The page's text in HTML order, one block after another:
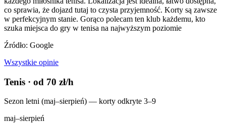
co sprawia, że dojazd tutaj to czysta przyjemność. Korty są zawsze
w perfekcyjnym stanie. Gorąco polecam ten klub każdemu, kto
szuka miejsca do gry w tenisa na najwyższym poziomie
Źródło: Google
Wszystkie opinie
Tenis · od 70 zł/h
Sezon letni (maj–sierpień) — korty odkryte 3–9
maj–sierpień